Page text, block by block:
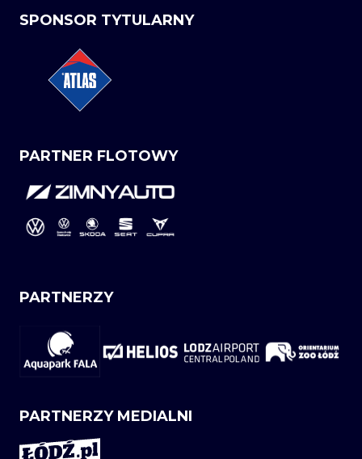
SPONSOR TYTULARNY
PARTNER FLOTOWY
PARTNERZY
PARTNERZY MEDIALNI